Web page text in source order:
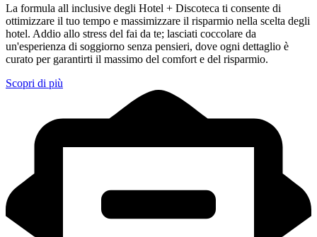
La formula all inclusive degli Hotel + Discoteca ti consente di
ottimizzare il tuo tempo e massimizzare il risparmio nella scelta degli
hotel. Addio allo stress del fai da te; lasciati coccolare da
un'esperienza di soggiorno senza pensieri, dove ogni dettaglio è
curato per garantirti il massimo del comfort e del risparmio.
Scopri di più